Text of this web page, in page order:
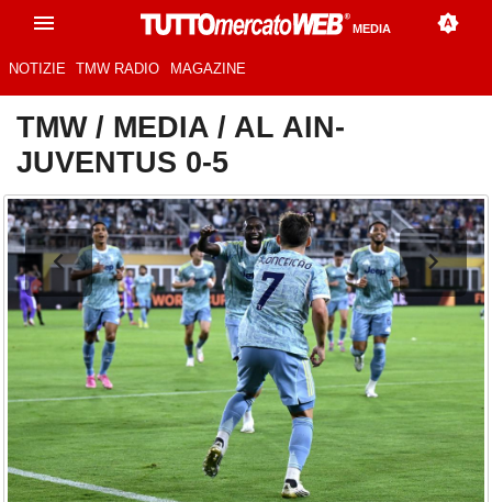
MEDIA
NOTIZIE TMW RADIO MAGAZINE
TMW/ MEDIA / AL AIN-
JUVENTUS 0-5